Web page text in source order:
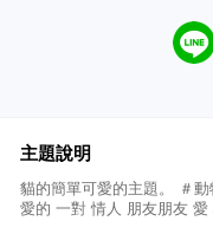
主題說明
貓的簡單可愛的主題。 ＃
愛的 一對 情人 朋友朋友